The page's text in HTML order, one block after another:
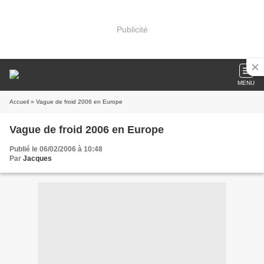
Publicité
MENU
Accueil » Vague de froid 2006 en Europe
Vague de froid 2006 en Europe
Publié le 06/02/2006 à 10:48
Par Jacques